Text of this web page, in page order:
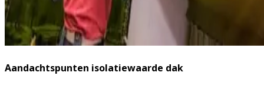
Aandachtspunten isolatiewaarde dak